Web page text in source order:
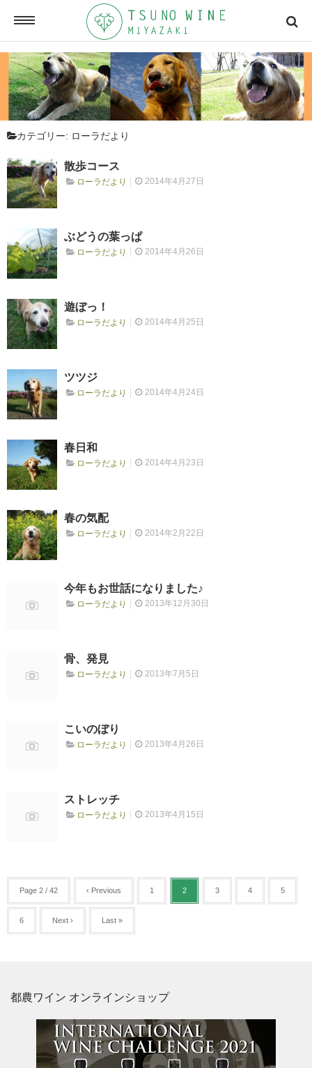
ONLINE SHOP
オンラインショッピング
NEWSLETTERS
ACCESSMAP
CONTACT
RECRUIT
カテゴリー: ローラだより
散歩コース
ローラだより 2014年4月27日
ぶどうの葉っぱ
ローラだより 2014年4月26日
遊ぼっ！
ローラだより 2014年4月25日
ツツジ
ローラだより 2014年4月24日
春日和
ローラだより 2014年4月23日
春の気配
ローラだより 2014年2月22日
今年もお世話になりました♪
ローラだより 2013年12月30日
骨、発見
ローラだより 2013年7月5日
こいのぼり
ローラだより 2013年4月26日
ストレッチ
ローラだより 2013年4月15日
Page 2 / 42 ‹ Previous 1 2 3 4 5
6 Next › Last »
都農ワイン オンラインショップ